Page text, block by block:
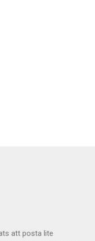
att posta lite